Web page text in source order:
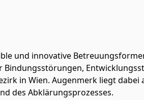
und innovative
in Wien. Augenmerk liegt
des Abklärungsprozesses.